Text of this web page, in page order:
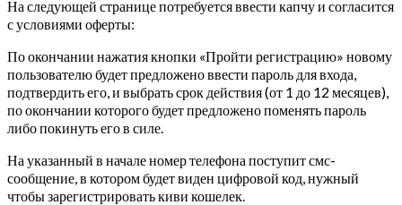
На следующей странице потребуется ввести капчу и согласится
с условиями оферты:
По окончании нажатия кнопки «Пройти регистрацию» новому
пользователю будет предложено ввести пароль для входа,
подтвердить его, и выбрать срок действия (от 1 до 12 месяцев),
по окончании которого будет предложено поменять пароль
либо покинуть его в силе.
На указанный в начале номер телефона поступит смс-
сообщение, в котором будет виден цифровой код, нужный
чтобы зарегистрировать киви кошелек.